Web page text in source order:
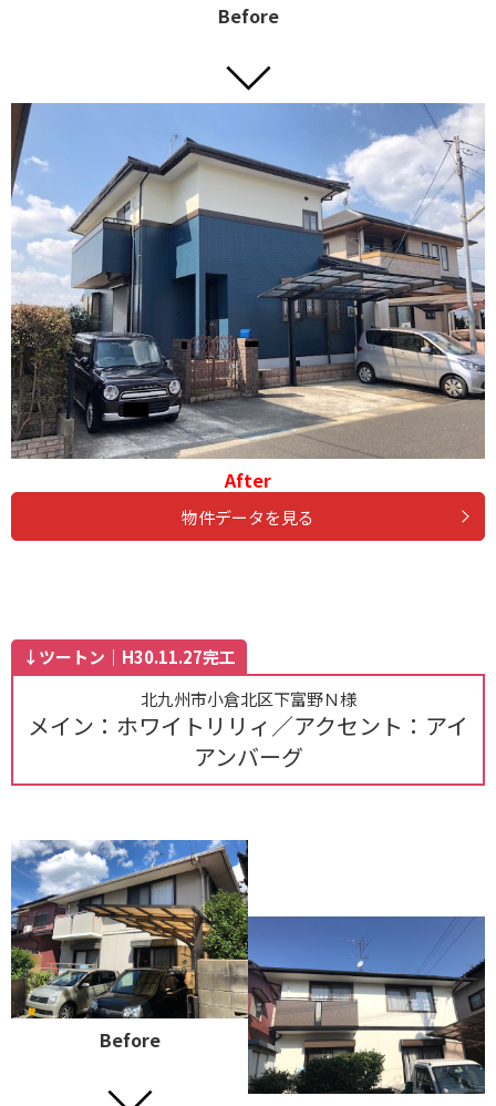
Before
After
物件データを見る
↓ツートン｜H30.11.27完工
北九州市小倉北区下富野Ｎ様
メイン：ホワイトリリィ／アクセント：アイ
アンバーグ
Before